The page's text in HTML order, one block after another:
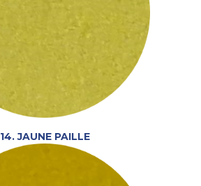
14. JAUNE PAILLE